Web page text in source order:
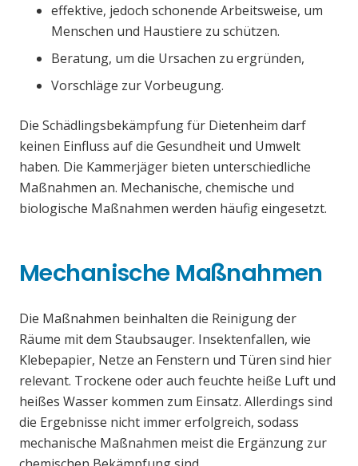
effektive, jedoch schonende Arbeitsweise, um
Menschen und Haustiere zu schützen.
Beratung, um die Ursachen zu ergründen,
Vorschläge zur Vorbeugung.
Die Schädlingsbekämpfung für Dietenheim darf
keinen Einfluss auf die Gesundheit und Umwelt
haben. Die Kammerjäger bieten unterschiedliche
Maßnahmen an. Mechanische, chemische und
biologische Maßnahmen werden häufig eingesetzt.
Mechanische Maßnahmen
Die Maßnahmen beinhalten die Reinigung der
Räume mit dem Staubsauger. Insektenfallen, wie
Klebepapier, Netze an Fenstern und Türen sind hier
relevant. Trockene oder auch feuchte heiße Luft und
heißes Wasser kommen zum Einsatz. Allerdings sind
die Ergebnisse nicht immer erfolgreich, sodass
mechanische Maßnahmen meist die Ergänzung zur